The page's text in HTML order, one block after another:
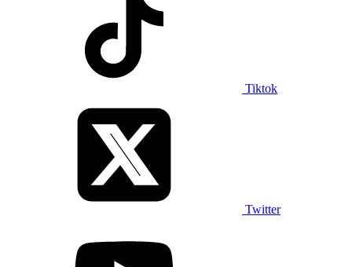
Tiktok
Twitter